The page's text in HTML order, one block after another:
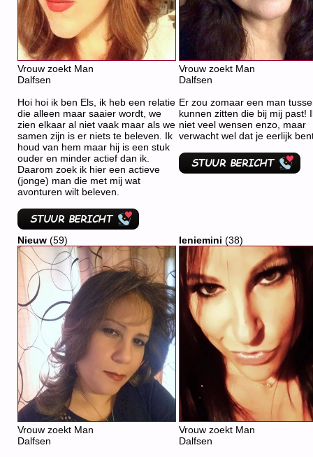
Vrouw zoekt Man
Dalfsen
Hoi hoi ik ben Els, ik heb een relatie
die alleen maar saaier wordt, we
zien elkaar al niet vaak maar als we
samen zijn is er niets te beleven. Ik
houd van hem maar hij is een stuk
ouder en minder actief dan ik.
Daarom zoek ik hier een actieve
(jonge) man die met mij wat
avonturen wilt beleven.
Vrouw zoekt Man
Dalfsen
Er zou zomaar een man
kunnen zitten die bij mij past!
niet veel wensen enzo, maar
verwacht wel dat je eerlijk
Nieuw (59)
Vrouw zoekt Man
Dalfsen
Ieniemini (38)
Vrouw zoekt Man
Dalfsen